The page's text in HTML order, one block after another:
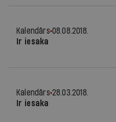
Kalendārs 08.08.2018.
Ir iesaka
Kalendārs 28.03.2018.
Ir iesaka